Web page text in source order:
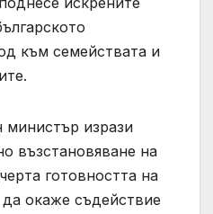
към семействата и
министър изрази
възстановяване на
готовността на
окаже съдействие